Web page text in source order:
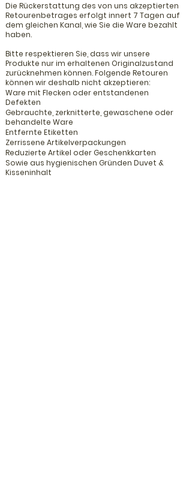
Die Rückerstattung des von uns akzeptierten
Retourenbetrages erfolgt innert 7 Tagen auf
dem gleichen Kanal, wie Sie die Ware bezahlt
haben.
Bitte respektieren Sie, dass wir unsere
Produkte nur im erhaltenen Originalzustand
zurücknehmen können. Folgende Retouren
können wir deshalb nicht akzeptieren:
Ware mit Flecken oder entstandenen
Defekten
Gebrauchte, zerknitterte, gewaschene oder
behandelte Ware
Entfernte Etiketten
Zerrissene Artikelverpackungen
Reduzierte Artikel oder Geschenkkarten
Sowie aus hygienischen Gründen Duvet &
Kisseninhalt